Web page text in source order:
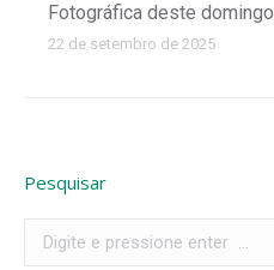
Fotográfica deste domingo
22 de setembro de 2025
Pesquisar